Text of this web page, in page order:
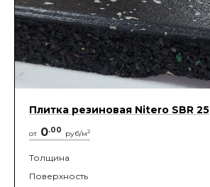
Плитка резиновая Nitero SBR 25
от 0.00 руб/м2
Толщина
Поверхность